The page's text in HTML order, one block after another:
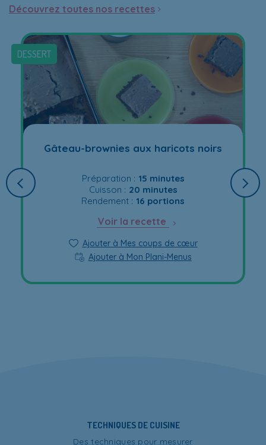
Découvrez toutes nos recettes
DESSERT
Gâteau-brownies aux haricots noirs
Préparation : 15 minutes
Cuisson : 20 minutes
Rendement : 16 portions
Voir la recette
Ajouter à Mes coups de cœur
Ajouter à Mon Plani-Menus
TECHNIQUES DE CUISINE
Des techniques pour mesurer